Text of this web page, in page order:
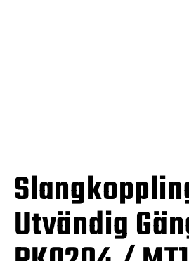
Utvändig